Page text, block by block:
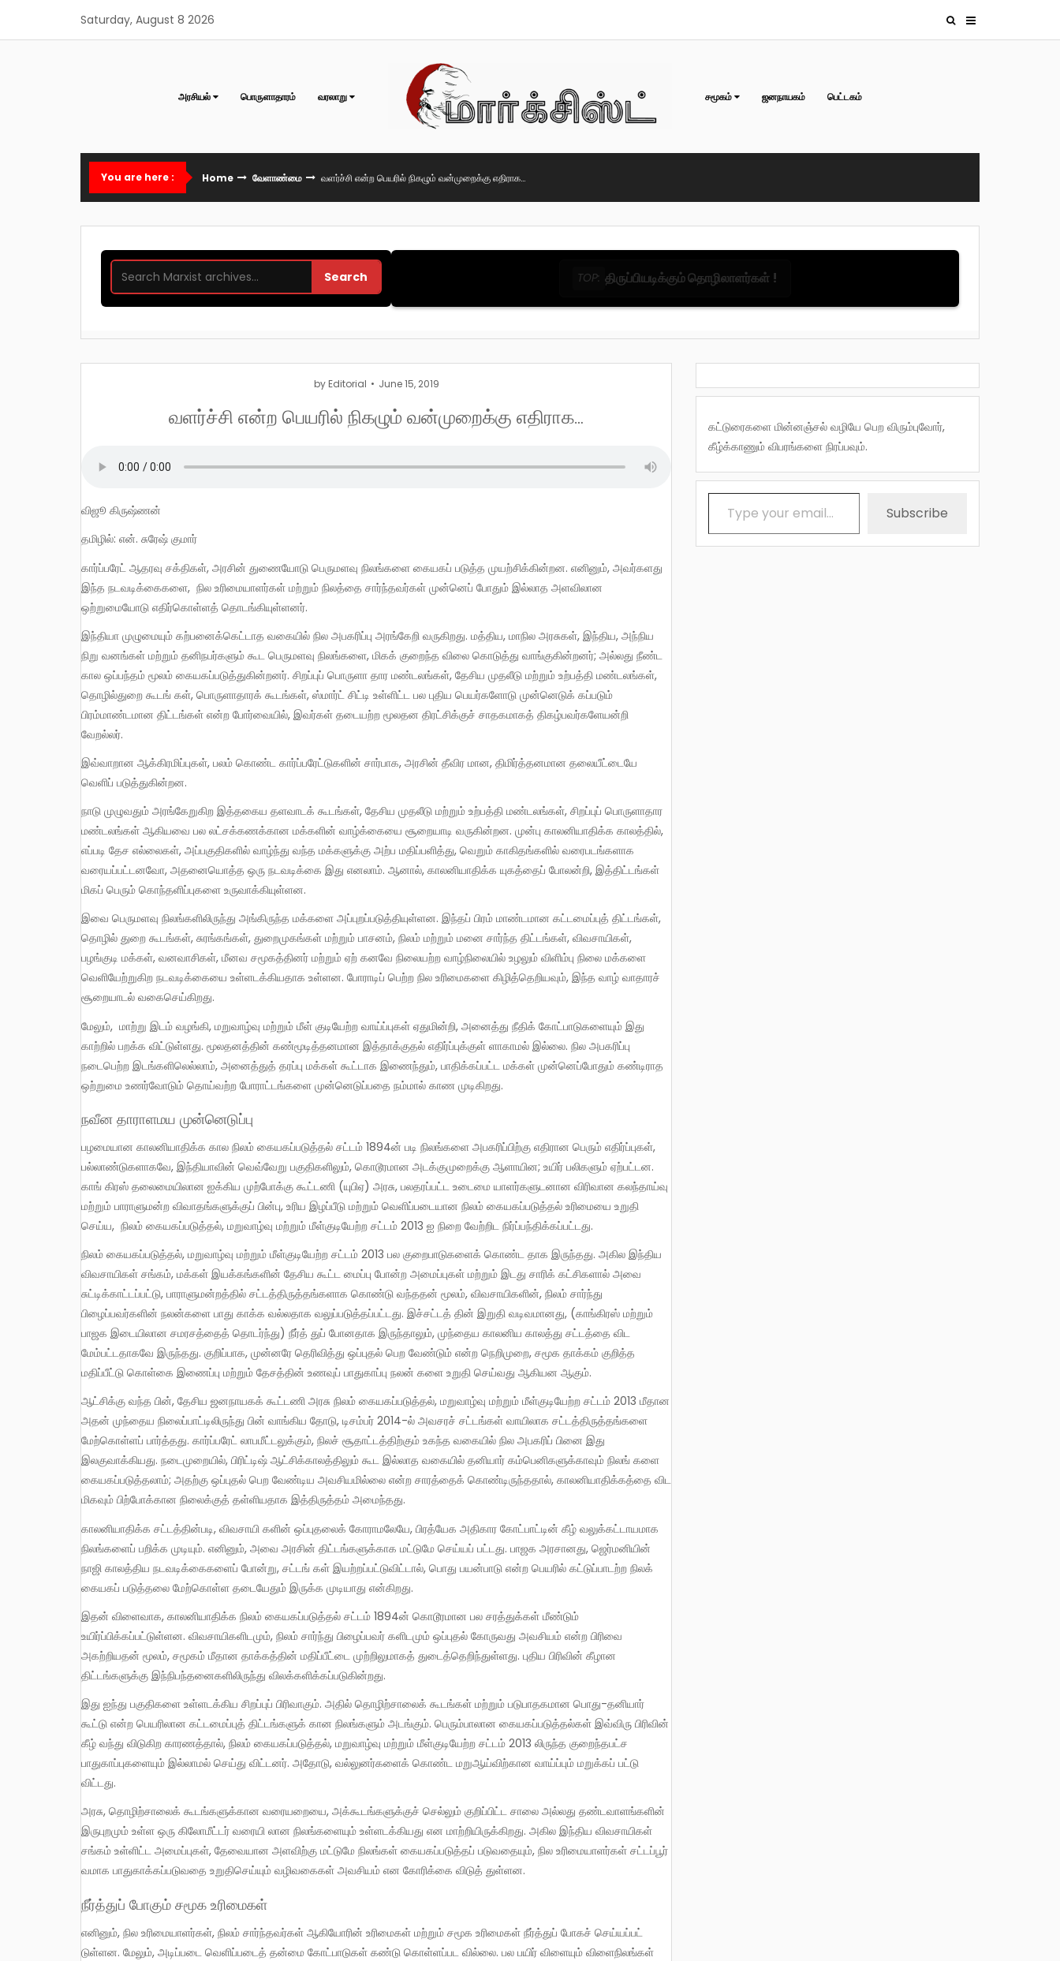
content
Saturday, August 8 2026
அரசியல் பொருளாதாரம் வரலாறு சமூகம் ஜனநாயகம் பெட்டகம்
You are here : Home வேளாண்மை வளர்ச்சி என்ற பெயரில் நிகழும் வன்முறைக்கு எதிராக…
Search TOP: திருப்பியடிக்கும் தொழிலாளர்கள் !
by Editorial June 15, 2019
வளர்ச்சி என்ற பெயரில் நிகழும் வன்முறைக்கு எதிராக…
விஜூ கிருஷ்ணன்
தமிழில்: என். சுரேஷ் குமார்
கார்ப்பரேட் ஆதரவு சக்திகள், அரசின் துணையோடு பெருமளவு நிலங்களை கையகப் படுத்த முயற்சிக்கின்றன. எனினும், அவர்களது
இந்த நடவடிக்கைகளை, நில உரிமையாளர்கள் மற்றும் நிலத்தை சார்ந்தவர்கள் முன்னெப் போதும் இல்லாத அளவிலான
ஒற்றுமையோடு எதிர்கொள்ளத் தொடங்கியுள்ளனர்.
இந்தியா முழுமையும் கற்பனைக்கெட்டாத வகையில் நில அபகரிப்பு அரங்கேறி வருகிறது. மத்திய, மாநில அரசுகள், இந்திய, அந்நிய
நிறு வனங்கள் மற்றும் தனிநபர்களும் கூட பெருமளவு நிலங்களை, மிகக் குறைந்த விலை கொடுத்து வாங்குகின்றனர்; அல்லது நீண்ட
கால ஒப்பந்தம் மூலம் கையகப்படுத்துகின்றனர். சிறப்புப் பொருளா தார மண்டலங்கள், தேசிய முதலீடு மற்றும் உற்பத்தி மண்டலங்கள்,
தொழில்துறை கூடங் கள், பொருளாதாரக் கூடங்கள், ஸ்மார்ட் சிட்டி உள்ளிட்ட பல புதிய பெயர்களோடு முன்னெடுக் கப்படும்
பிரம்மாண்டமான திட்டங்கள் என்ற போர்வையில், இவர்கள் தடையற்ற மூலதன திரட்சிக்குச் சாதகமாகத் திகழ்பவர்களேயன்றி
வேறல்லர்.
இவ்வாறான ஆக்கிரமிப்புகள், பலம் கொண்ட கார்ப்பரேட்டுகளின் சார்பாக, அரசின் தீவிர மான, திமிர்த்தனமான தலையீட்டையே
வெளிப் படுத்துகின்றன.
நாடு முழுவதும் அரங்கேறுகிற இத்தகைய தளவாடக் கூடங்கள், தேசிய முதலீடு மற்றும் உற்பத்தி மண்டலங்கள், சிறப்புப் பொருளாதார
மண்டலங்கள் ஆகியவை பல லட்சக்கணக்கான மக்களின் வாழ்க்கையை சூறையாடி வருகின்றன. முன்பு காலனியாதிக்க காலத்தில்,
எப்படி தேச எல்லைகள், அப்பகுதிகளில் வாழ்ந்து வந்த மக்களுக்கு அற்ப மதிப்பளித்து, வெறும் காகிதங்களில் வரைபடங்களாக
வரையப்பட்டனவோ, அதனையொத்த ஒரு நடவடிக்கை இது எனலாம். ஆனால், காலனியாதிக்க யுகத்தைப் போலன்றி, இத்திட்டங்கள்
மிகப் பெரும் கொந்தளிப்புகளை உருவாக்கியுள்ளன.
இவை பெருமளவு நிலங்களிலிருந்து அங்கிருந்த மக்களை அப்புறப்படுத்தியுள்ளன. இந்தப் பிரம் மாண்டமான கட்டமைப்புத் திட்டங்கள்,
தொழில் துறை கூடங்கள், சுரங்கங்கள், துறைமுகங்கள் மற்றும் பாசனம், நிலம் மற்றும் மனை சார்ந்த திட்டங்கள், விவசாயிகள்,
பழங்குடி மக்கள், வனவாசிகள், மீனவ சமூகத்தினர் மற்றும் ஏற் கனவே நிலையற்ற வாழ்நிலையில் உழலும் விளிம்பு நிலை மக்களை
வெளியேற்றுகிற நடவடிக்கையை உள்ளடக்கியதாக உள்ளன. போராடிப் பெற்ற நில உரிமைகளை கிழித்தெறியவும், இந்த வாழ் வாதாரச்
சூறையாடல் வகைசெய்கிறது.
மேலும், மாற்று இடம் வழங்கி, மறுவாழ்வு மற்றும் மீள் குடியேற்ற வாய்ப்புகள் ஏதுமின்றி, அனைத்து நீதிக் கோட்பாடுகளையும் இது
காற்றில் பறக்க விட்டுள்ளது. மூலதனத்தின் கண்மூடித்தனமான இத்தாக்குதல் எதிர்ப்புக்குள் ளாகாமல் இல்லை. நில அபகரிப்பு
நடைபெற்ற இடங்களிலெல்லாம், அனைத்துத் தரப்பு மக்கள் கூட்டாக இணைந்தும், பாதிக்கப்பட்ட மக்கள் முன்னெப்போதும் கண்டிராத
ஒற்றுமை உணர்வோடும் தொய்வற்ற போராட்டங்களை முன்னெடுப்பதை நம்மால் காண முடிகிறது.
நவீன தாராளமய முன்னெடுப்பு
பழமையான காலனியாதிக்க கால நிலம் கையகப்படுத்தல் சட்டம் 1894ன் படி நிலங்களை அபகரிப்பிற்கு எதிரான பெரும் எதிர்ப்புகள்,
பல்லாண்டுகளாகவே, இந்தியாவின் வெவ்வேறு பகுதிகளிலும், கொடூரமான அடக்குமுறைக்கு ஆளாயின; உயிர் பலிகளும் ஏற்பட்டன.
காங் கிரஸ் தலைமையிலான ஐக்கிய முற்போக்கு கூட்டணி (யுபிஏ) அரசு, பலதரப்பட்ட உடைமை யாளர்களுடனான விரிவான கலந்தாய்வு
மற்றும் பாராளுமன்ற விவாதங்களுக்குப் பின்பு, உரிய இழப்பீடு மற்றும் வெளிப்படையான நிலம் கையகப்படுத்தல் உரிமையை உறுதி
செய்ய, நிலம் கையகப்படுத்தல், மறுவாழ்வு மற்றும் மீள்குடியேற்ற சட்டம் 2013 ஐ நிறை வேற்றிட நிர்ப்பந்திக்கப்பட்டது.
நிலம் கையகப்படுத்தல், மறுவாழ்வு மற்றும் மீள்குடியேற்ற சட்டம் 2013 பல குறைபாடுகளைக் கொண்ட தாக இருந்தது. அகில இந்திய
விவசாயிகள் சங்கம், மக்கள் இயக்கங்களின் தேசிய கூட்ட மைப்பு போன்ற அமைப்புகள் மற்றும் இடது சாரிக் கட்சிகளால் அவை
சுட்டிக்காட்டப்பட்டு, பாராளுமன்றத்தில் சட்டத்திருத்தங்களாக கொண்டு வந்ததன் மூலம், விவசாயிகளின், நிலம் சார்ந்து
பிழைப்பவர்களின் நலன்களை பாது காக்க வல்லதாக வலுப்படுத்தப்பட்டது. இச்சட்டத் தின் இறுதி வடிவமானது, (காங்கிரஸ் மற்றும்
பாஜக இடையிலான சமரசத்தைத் தொடர்ந்து) நீர்த் துப் போனதாக இருந்தாலும், முந்தைய காலனிய காலத்து சட்டத்தை விட
மேம்பட்டதாகவே இருந்தது. குறிப்பாக, முன்னரே தெரிவித்து ஒப்புதல் பெற வேண்டும் என்ற நெறிமுறை, சமூக தாக்கம் குறித்த
மதிப்பீட்டு கொள்கை இணைப்பு மற்றும் தேசத்தின் உணவுப் பாதுகாப்பு நலன் களை உறுதி செய்வது ஆகியன ஆகும்.
ஆட்சிக்கு வந்த பின், தேசிய ஜனநாயகக் கூட்டணி அரசு நிலம் கையகப்படுத்தல், மறுவாழ்வு மற்றும் மீள்குடியேற்ற சட்டம் 2013 மீதான
அதன் முந்தைய நிலைப்பாட்டிலிருந்து பின் வாங்கிய தோடு, டிசம்பர் 2014-ல் அவசரச் சட்டங்கள் வாயிலாக சட்டத்திருத்தங்களை
மேற்கொள்ளப் பார்த்தது. கார்ப்பரேட் லாபமீட்டலுக்கும், நிலச் சூதாட்டத்திற்கும் உகந்த வகையில் நில அபகரிப் பினை இது
இலகுவாக்கியது. நடைமுறையில், பிரிட்டிஷ் ஆட்சிக்காலத்திலும் கூட இல்லாத வகையில் தனியார் கம்பெனிகளுக்காவும் நிலங் களை
கையகப்படுத்தலாம்; அதற்கு ஒப்புதல் பெற வேண்டிய அவசியமில்லை என்ற சாரத்தைக் கொண்டிருந்ததால், காலனியாதிக்கத்தை விட
மிகவும் பிற்போக்கான நிலைக்குத் தள்ளியதாக இத்திருத்தம் அமைந்தது.
காலனியாதிக்க சட்டத்தின்படி, விவசாயி களின் ஒப்புதலைக் கோராமலேயே, பிரத்யேக அதிகார கோட்பாட்டின் கீழ் வலுக்கட்டாயமாக
நிலங்களைப் பறிக்க முடியும். எனினும், அவை அரசின் திட்டங்களுக்காக மட்டுமே செய்யப் பட்டது. பாஜக அரசானது, ஜெர்மனியின்
நாஜி காலத்திய நடவடிக்கைகளைப் போன்று, சட்டங் கள் இயற்றப்பட்டுவிட்டால், பொது பயன்பாடு என்ற பெயரில் கட்டுப்பாடற்ற நிலக்
கையகப் படுத்தலை மேற்கொள்ள தடையேதும் இருக்க முடியாது என்கிறது.
இதன் விளைவாக, காலனியாதிக்க நிலம் கையகப்படுத்தல் சட்டம் 1894ன் கொடூரமான பல சரத்துக்கள் மீண்டும்
உயிர்ப்பிக்கப்பட்டுள்ளன. விவசாயிகளிடமும், நிலம் சார்ந்து பிழைப்பவர் களிடமும் ஒப்புதல் கோருவது அவசியம் என்ற பிரிவை
அகற்றியதன் மூலம், சமூகம் மீதான தாக்கத்தின் மதிப்பீட்டை முற்றிலுமாகத் துடைத்தெறிந்துள்ளது. புதிய பிரிவின் கீழான
திட்டங்களுக்கு இந்நிபந்தனைகளிலிருந்து விலக்களிக்கப்படுகின்றது.
இது ஐந்து பகுதிகளை உள்ளடக்கிய சிறப்புப் பிரிவாகும். அதில் தொழிற்சாலைக் கூடங்கள் மற்றும் படுபாதகமான பொது-தனியார்
கூட்டு என்ற பெயரிலான கட்டமைப்புத் திட்டங்களுக் கான நிலங்களும் அடங்கும். பெரும்பாலான கையகப்படுத்தல்கள் இவ்விரு பிரிவின்
கீழ் வந்து விடுகிற காரணத்தால், நிலம் கையகப்படுத்தல், மறுவாழ்வு மற்றும் மீள்குடியேற்ற சட்டம் 2013 லிருந்த குறைந்தபட்ச
பாதுகாப்புகளையும் இல்லாமல் செய்து விட்டனர். அதோடு, வல்லுனர்களைக் கொண்ட மறுஆய்விற்கான வாய்ப்பும் மறுக்கப் பட்டு
விட்டது.
அரசு, தொழிற்சாலைக் கூடங்களுக்கான வரையறையை, அக்கூடங்களுக்குச் செல்லும் குறிப்பிட்ட சாலை அல்லது தண்டவாளங்களின்
இருபுறமும் உள்ள ஒரு கிலோமீட்டர் வரையி லான நிலங்களையும் உள்ளடக்கியது என மாற்றியிருக்கிறது. அகில இந்திய விவசாயிகள்
சங்கம் உள்ளிட்ட அமைப்புகள், தேவையான அளவிற்கு மட்டுமே நிலங்கள் கையகப்படுத்தப் படுவதையும், நில உரிமையாளர்கள் சட்டப்பூர்
வமாக பாதுகாக்கப்படுவதை உறுதிசெய்யும் வழிவகைகள் அவசியம் என கோரிக்கை விடுத் துள்ளன.
நீர்த்துப் போகும் சமூக உரிமைகள்
எனினும், நில உரிமையாளர்கள், நிலம் சார்ந்தவர்கள் ஆகியோரின் உரிமைகள் மற்றும் சமூக உரிமைகள் நீர்த்துப் போகச் செய்யப்பட்
டுள்ளன. மேலும், அடிப்படை வெளிப்படைத் தன்மை கோட்பாடுகள் கண்டு கொள்ளப்பட வில்லை. பல பயிர் விளையும் விளைநிலங்கள்
கட்டுரைகளை மின்னஞ்சல் வழியே பெற விரும்புவோர்,
கீழ்க்காணும் விபரங்களை நிரப்பவும்.
Type your email…
Subscribe